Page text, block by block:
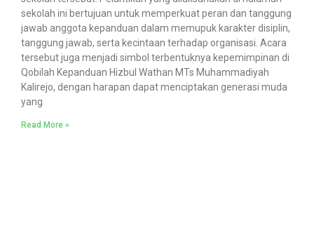
sekolah ini bertujuan untuk memperkuat peran dan tanggung
jawab anggota kepanduan dalam memupuk karakter disiplin,
tanggung jawab, serta kecintaan terhadap organisasi. Acara
tersebut juga menjadi simbol terbentuknya kepemimpinan di
Qobilah Kepanduan Hizbul Wathan MTs Muhammadiyah
Kalirejo, dengan harapan dapat menciptakan generasi muda
yang
Read More »